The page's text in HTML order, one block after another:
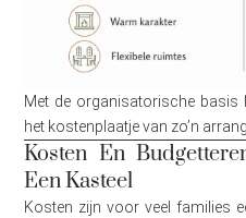
Met de organisatorische basis
het kostenplaatje van zo’n
Kosten En
Een Kasteel
Kosten zijn voor veel families